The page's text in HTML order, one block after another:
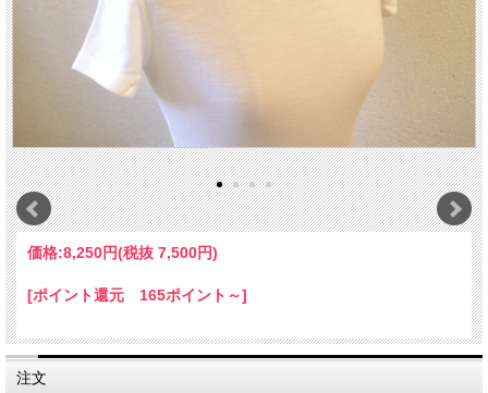
価格:8,250円(税抜 7,500円)
[ポイント還元 165ポイント～]
注文